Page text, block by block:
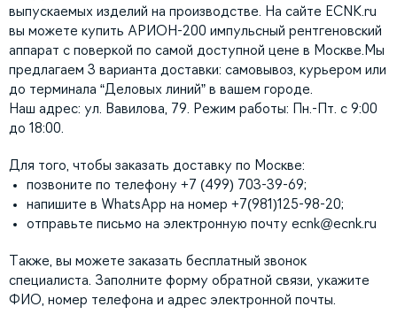
выпускаемых изделий на производстве. На сайте ECNK.ru
вы можете купить АРИОН-200 импульсный рентгеновский
аппарат с поверкой по самой доступной цене в Москве.Мы
предлагаем 3 варианта доставки: самовывоз, курьером или
до терминала “Деловых линий” в вашем городе.
Наш адрес: ул. Вавилова, 79. Режим работы: Пн.-Пт. с 9:00
до 18:00.
Для того, чтобы заказать доставку по Москве:
позвоните по телефону +7 (499) 703-39-69;
напишите в WhatsApp на номер +7(981)125-98-20;
отправьте письмо на электронную почту ecnk@ecnk.ru
Также, вы можете заказать бесплатный звонок
специалиста. Заполните форму обратной связи, укажите
ФИО, номер телефона и адрес электронной почты.